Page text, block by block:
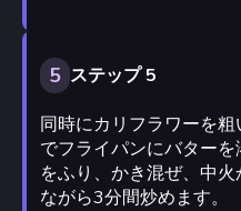
5 ステップ 5
同時にカリフラワーを
でフライパンにバター
をふり、かき混ぜ、中
ながら3分間炒めます。